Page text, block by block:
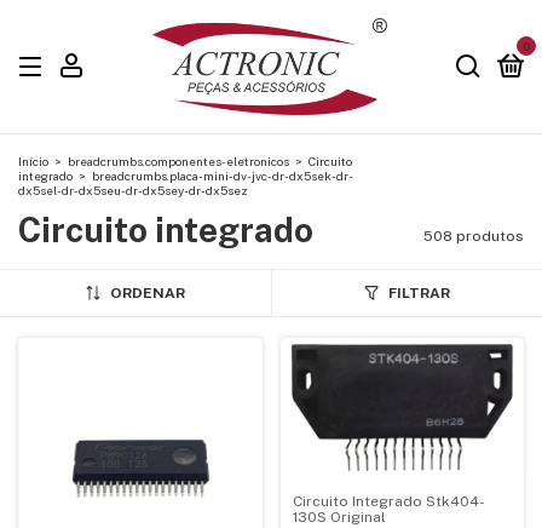
0
Início > breadcrumbs.componentes-eletronicos > Circuito
integrado > breadcrumbs.placa-mini-dv-jvc-dr-dx5sek-dr-
dx5sel-dr-dx5seu-dr-dx5sey-dr-dx5sez
Circuito integrado 508 produtos
ORDENAR FILTRAR
Circuito Integrado Stk404-
130S Original